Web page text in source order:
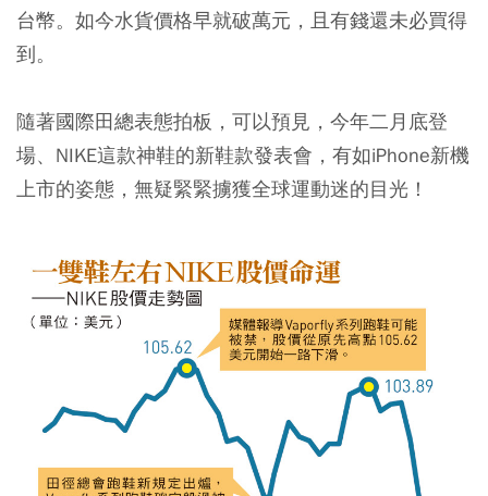
台幣。如今水貨價格早就破萬元，且有錢還未必買得
到。
隨著國際田總表態拍板，可以預見，今年二月底登
場、NIKE這款神鞋的新鞋款發表會，有如iPhone新機
上市的姿態，無疑緊緊擄獲全球運動迷的目光！